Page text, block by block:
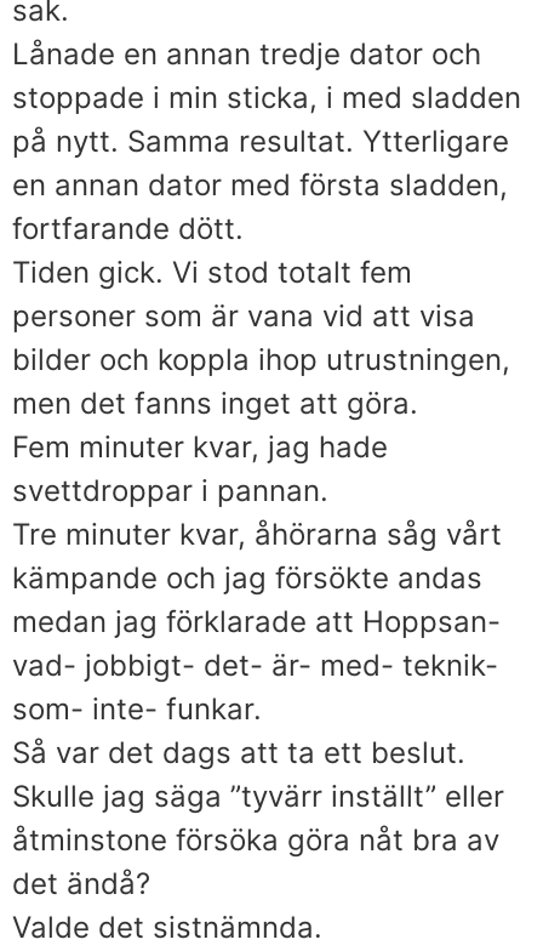
sak.
Lånade en annan tredje dator och
stoppade i min sticka, i med sladden
på nytt. Samma resultat. Ytterligare
en annan dator med första sladden,
fortfarande dött.
Tiden gick. Vi stod totalt fem
personer som är vana vid att visa
bilder och koppla ihop utrustningen,
men det fanns inget att göra.
Fem minuter kvar, jag hade
svettdroppar i pannan.
Tre minuter kvar, åhörarna såg vårt
kämpande och jag försökte andas
medan jag förklarade att Hoppsan-
vad- jobbigt- det- är- med- teknik-
som- inte- funkar.
Så var det dags att ta ett beslut.
Skulle jag säga ”tyvärr inställt” eller
åtminstone försöka göra nåt bra av
det ändå?
Valde det sistnämnda.